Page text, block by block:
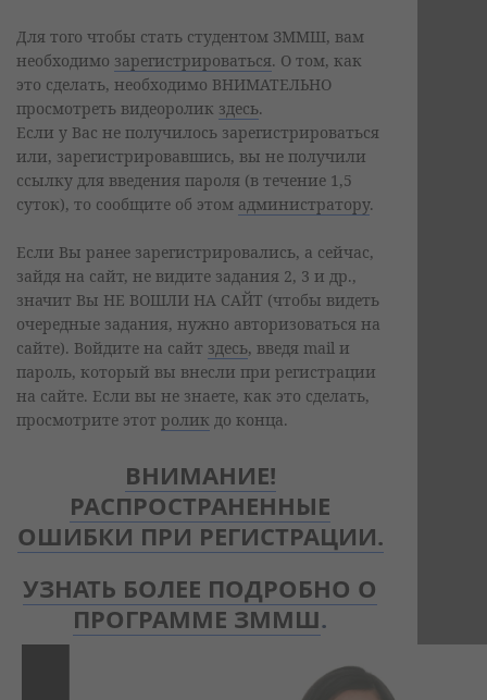
Для того чтобы стать студентом ЗММШ, вам
необходимо зарегистрироваться. О том, как
это сделать, необходимо ВНИМАТЕЛЬНО
просмотреть видеоролик здесь.
Если у Вас не получилось зарегистрироваться
или, зарегистрировавшись, вы не получили
ссылку для введения пароля (в течение 1,5
суток), то сообщите об этом администратору.
Если Вы ранее зарегистрировались, а сейчас,
зайдя на сайт, не видите задания 2, 3 и др.,
значит Вы НЕ ВОШЛИ НА САЙТ (чтобы видеть
очередные задания, нужно авторизоваться на
сайте). Войдите на сайт здесь, введя mail и
пароль, который вы внесли при регистрации
на сайте. Если вы не знаете, как это сделать,
просмотрите этот ролик до конца.
ВНИМАНИЕ!
РАСПРОСТРАНЕННЫЕ
ОШИБКИ ПРИ РЕГИСТРАЦИИ.
УЗНАТЬ БОЛЕЕ ПОДРОБНО О
ПРОГРАММЕ ЗММШ.